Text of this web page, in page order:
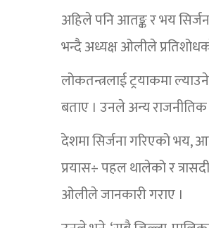
अहिले पनि आतङ्क र भय
भन्दै अध्यक्ष ओलीले
लोकतन्त्रलाई ट्रयाकमा
बताए । उनले अन्य राजनीतिक
देशमा सिर्जना गरिएको भय,
प्रयास÷ पहल थालेको र
ओलीले जानकारी गराए ।